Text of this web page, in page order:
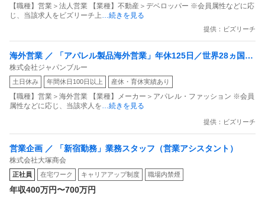
【職種】営業＞法人営業 【業種】不動産＞デベロッパー ※会員属性などに応
じ、当該求人をビズリーチ上…続きを見る
提供：ビズリーチ
海外営業 ／ 「アパレル製品海外営業」年休125日／世界28ヵ国以
上へ展開する高品質デニムのグローバル営業
株式会社ジャパンブルー
土日休み 年間休日100日以上 産休・育休実績あり
【職種】営業＞海外営業 【業種】メーカー＞アパレル・ファッション ※会員
属性などに応じ、当該求人を…続きを見る
提供：ビズリーチ
営業企画 ／ 「新宿勤務」業務スタッフ（営業アシスタント）
株式会社大塚商会
正社員 在宅ワーク キャリアアップ制度 職場内禁煙
年収400万円〜700万円